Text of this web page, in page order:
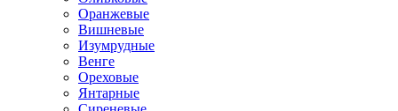
Оранжевые
Вишневые
Изумрудные
Венге
Ореховые
Янтарные